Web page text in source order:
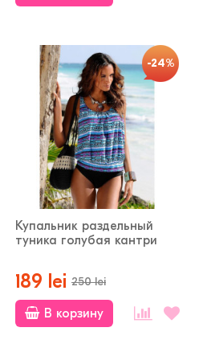
-24%
Купальник раздельный
туника голубая кантри
189 lei 250 lei
В корзину